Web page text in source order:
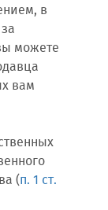
в
можете
вам
(п. 1 ст.